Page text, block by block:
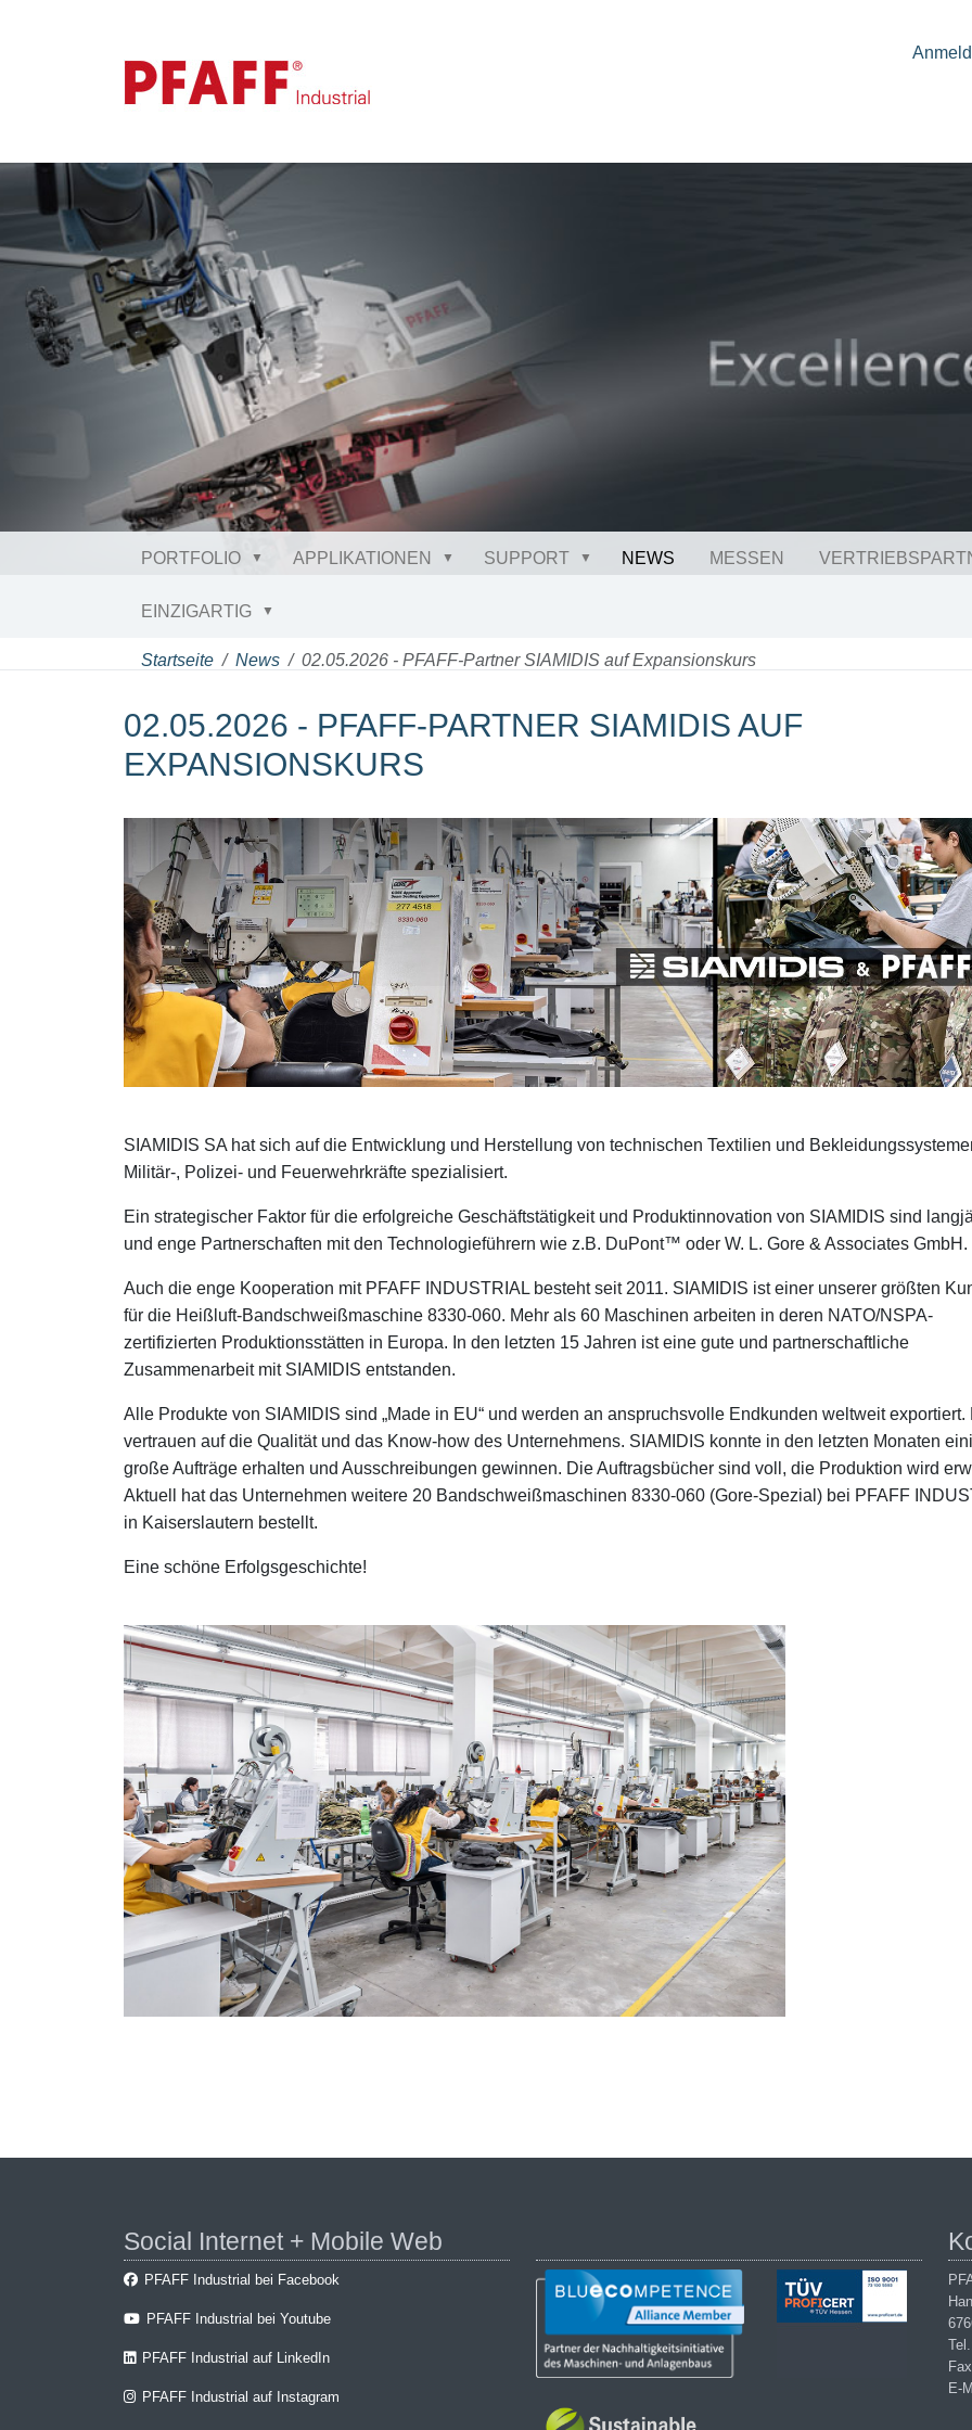
PORTFOLIO APPLIKATIONEN SUPPORT NEWS MESSEN
EINZIGARTIG
Startseite News 02.05.2026 - PFAFF-Partner SIAMIDIS auf Expansionskurs
02.05.2026 - PFAFF-PARTNER SIAMIDIS AUF
EXPANSIONSKURS
SIAMIDIS SA hat sich auf die Entwicklung und Herstellung von technischen Textilien und
Militär-, Polizei- und Feuerwehrkräfte spezialisiert.
Ein strategischer Faktor für die erfolgreiche Geschäftstätigkeit und Produktinnovation von SIAMIDIS sind
und enge Partnerschaften mit den Technologieführern wie z.B. DuPont™ oder W. L. Gore & Associates GmbH .
Auch die enge Kooperation mit PFAFF INDUSTRIAL besteht seit 2011. SIAMIDIS ist einer unserer größten
für die Heißluft-Bandschweißmaschine 8330-060. Mehr als 60 Maschinen arbeiten in deren NATO/NSPA-
zertifizierten Produktionsstätten in Europa. In den letzten 15 Jahren ist eine gute und partnerschaftliche
Zusammenarbeit mit SIAMIDIS entstanden.
Alle Produkte von SIAMIDIS sind „Made in EU“ und werden an anspruchsvolle Endkunden weltweit exportiert.
vertrauen auf die Qualität und das Know-how des Unternehmens. SIAMIDIS konnte in den letzten Monaten
große Aufträge erhalten und Ausschreibungen gewinnen. Die Auftragsbücher sind voll, die Produktion wird
Aktuell hat das Unternehmen weitere 20 Bandschweißmaschinen 8330-060 (Gore-Spezial) bei PFAFF
in Kaiserslautern bestellt.
Eine schöne Erfolgsgeschichte!
Social Internet + Mobile Web
PFAFF Industrial bei Facebook
PFAFF Industrial bei Youtube
PFAFF Industrial auf LinkedIn
PFAFF Industrial auf Instagram
E-